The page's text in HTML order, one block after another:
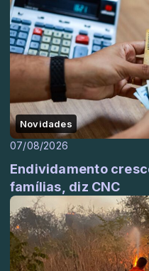
Novidades
07/08/2026
Endividamento
famílias, diz CNC